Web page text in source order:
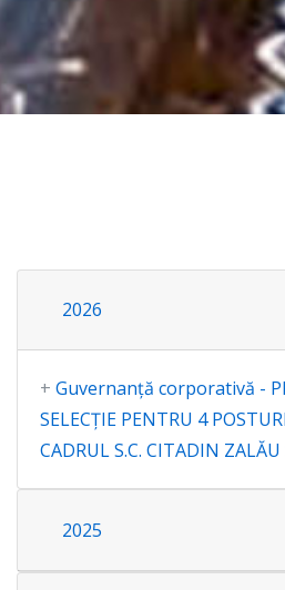
2026
+ Guvernanță corporativă -
SELECȚIE PENTRU 4
CADRUL S.C. CITADIN ZALĂU
2025